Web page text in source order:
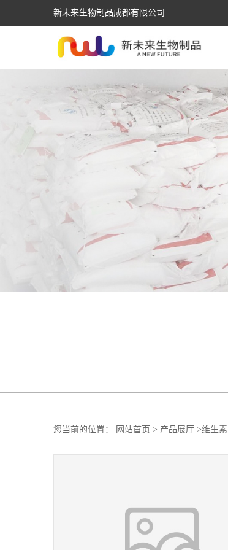
新未来生物制品成都有限公司
您当前的位置： 网站首页 > 产品展厅 >维生素